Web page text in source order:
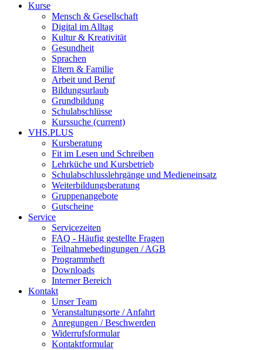
Kurse
Mensch & Gesellschaft
Digital im Alltag
Kultur & Kreativität
Gesundheit
Sprachen
Eltern & Familie
Arbeit und Beruf
Bildungsurlaub
Grundbildung
Schulabschlüsse
Kurssuche (current)
VHS.PLUS
Kursberatung
Fit im Lesen und Schreiben
Lehrküche und Kursbetrieb
Schulabschlusslehrgänge und Medieneinsatz
Weiterbildungsberatung
Gruppenangebote
Gutscheine
Service
Servicezeiten
FAQ - Häufig gestellte Fragen
Teilnahmebedingungen / AGB
Programmheft
Downloads
Interner Bereich
Kontakt
Unser Team
Veranstaltungsorte / Anfahrt
Anregungen / Beschwerden
Widerrufsformular
Kontaktformular